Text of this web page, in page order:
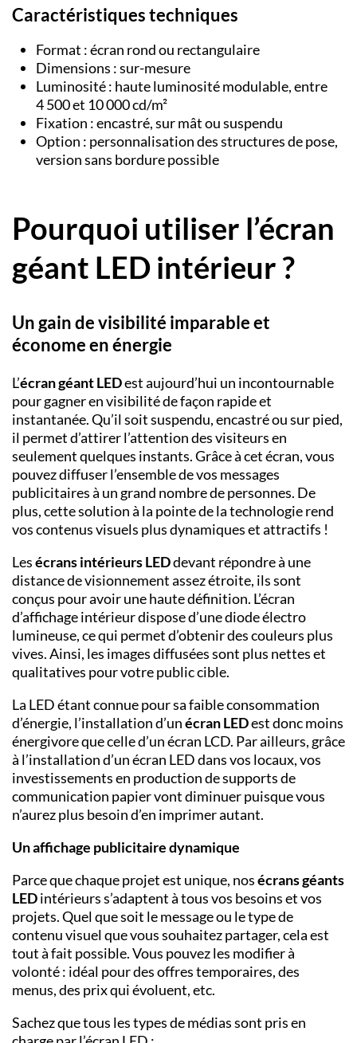
Caractéristiques techniques
Format : écran rond ou rectangulaire
Dimensions : sur-mesure
Luminosité : haute luminosité modulable, entre
4 500 et 10 000 cd/m²
Fixation : encastré, sur mât ou suspendu
Option : personnalisation des structures de pose,
version sans bordure possible
Pourquoi utiliser l’écran
géant LED intérieur ?
Un gain de visibilité imparable et
économe en énergie
L’écran géant LEDest aujourd’hui un incontournable
pour gagner en visibilité de façon rapide et
instantanée. Qu’il soit suspendu, encastré ou sur pied,
il permet d’attirer l’attention des visiteurs en
seulement quelques instants. Grâce à cet écran, vous
pouvez diffuser l’ensemble de vos messages
publicitaires à un grand nombre de personnes. De
plus, cette solution à la pointe de la technologie rend
vos contenus visuels plus dynamiques et attractifs !
Lesécrans intérieursLEDdevant répondre à une
distance de visionnement assez étroite, ils sont
conçus pour avoir une haute définition. L’écran
d’affichage intérieur dispose d’une diode électro
lumineuse, ce qui permet d’obtenir des couleurs plus
vives. Ainsi, les images diffusées sont plus nettes et
qualitatives pour votre public cible.
La LED étant connue pour sa faible consommation
d’énergie, l’installation d’unécran LEDest donc moins
énergivore que celle d’un écran LCD. Par ailleurs, grâce
à l’installation d’un écran LED dans vos locaux, vos
investissements en production de supports de
communication papier vont diminuer puisque vous
n’aurez plus besoin d’en imprimer autant.
Un affichage publicitaire dynamique
Parce que chaque projet est unique, nosécrans géants
LEDintérieurs s’adaptent à tous vos besoins et vos
projets. Quel que soit le message ou le type de
contenu visuel que vous souhaitez partager, cela est
tout à fait possible. Vous pouvez les modifier à
volonté : idéal pour des offres temporaires, des
menus, des prix qui évoluent, etc.
Sachez que tous les types de médias sont pris en